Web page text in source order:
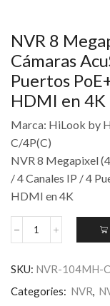
NVR 8
Cámaras
Puertos
HDMI en 4K
Marca: HiLook by
C/4P(C)
NVR 8 Megapixel
/ 4 Canales IP / 4
HDMI en 4K
SKU: NVR-104MH-
Categories: NVR,